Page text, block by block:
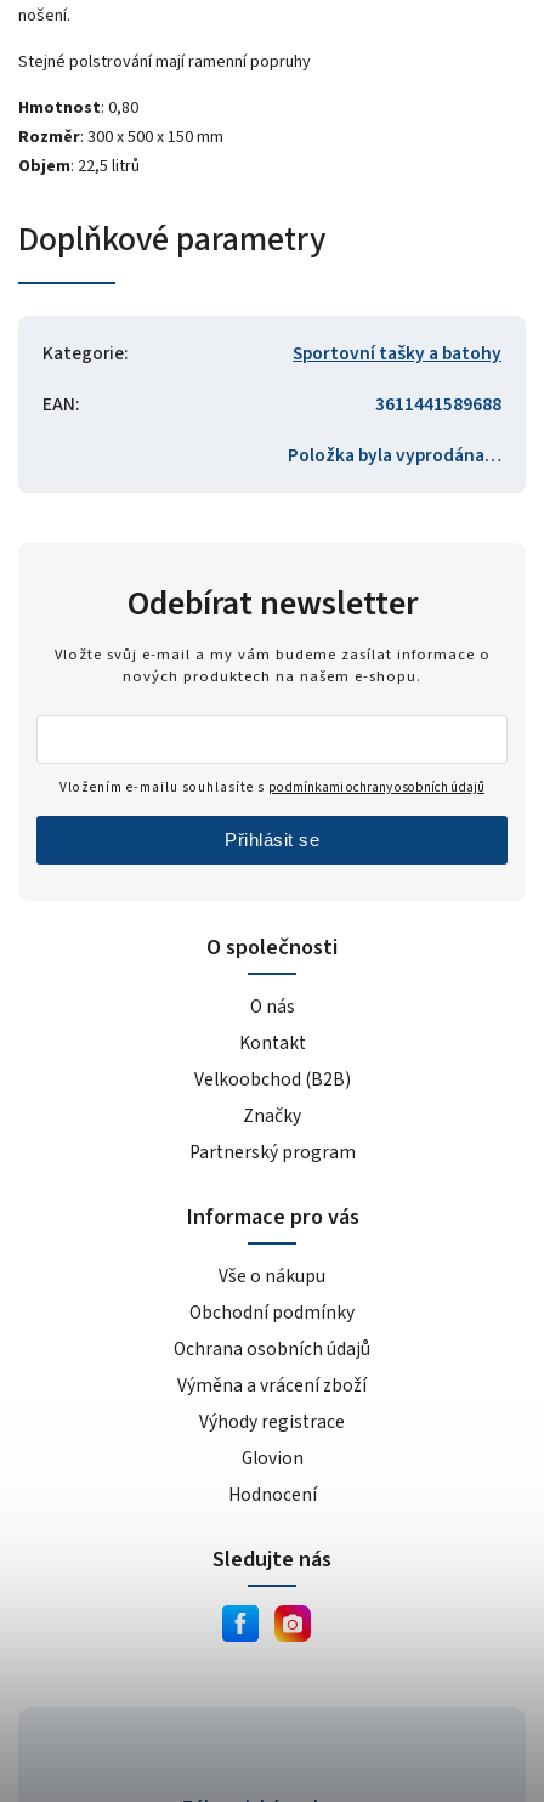
nošení.
Stejné polstrování mají ramenní popruhy
Hmotnost: 0,80
Rozměr: 300 x 500 x 150 mm
Objem: 22,5 litrů
Doplňkové parametry
Kategorie:
Sportovní tašky a batohy
EAN:
3611441589688
Položka byla vyprodána…
O společnosti
O nás
Kontakt
Velkoobchod (B2B)
Značky
Partnerský program
Informace pro vás
Vše o nákupu
Obchodní podmínky
Ochrana osobních údajů
Výměna a vrácení zboží
Výhody registrace
Glovion
Hodnocení
Odebírat newsletter
Vložte svůj e-mail a my vám budeme zasílat informace o
nových produktech na našem e-shopu.
Vložením e-mailu souhlasíte s podmínkami ochrany osobních údajů
Přihlásit se
Sledujte nás